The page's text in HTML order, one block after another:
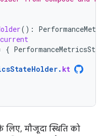
():
current
{
. kt
मौजूदा स्थिति को